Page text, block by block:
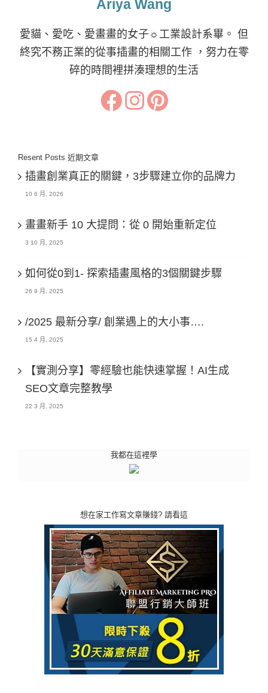
Ariya Wang
愛貓、愛吃、愛畫畫的女子☼工業設計系畢。 但
終究不務正業的從事插畫的相關工作 ，努力在零
碎的時間裡拼湊理想的生活
Resent Posts 近期文章
插畫創業真正的關鍵，3步驟建立你的品牌力
10 6 月, 2026
畫畫新手 10 大提問：從 0 開始重新定位
3 10 月, 2025
如何從0到1- 探索插畫風格的3個關鍵步驟
26 9 月, 2025
/2025 最新分享/ 創業遇上的大小事….
15 4 月, 2025
【實測分享】零經驗也能快速掌握！AI生成
SEO文章完整教學
22 3 月, 2025
我都在這裡學
想在家工作寫文章賺錢? 請看這